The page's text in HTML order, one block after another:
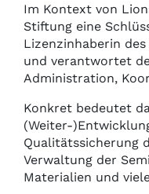
Im Kontext von
Stiftung eine
Lizenzinhaberin
und verantwortet
Administration,
Konkret bedeutet
(Weiter-
Qualitätssicherung
Verwaltung der
Materialien und